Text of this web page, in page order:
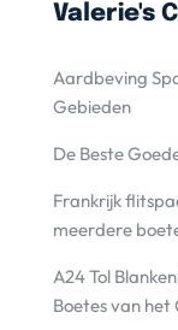
Valerie's
Aardbeving
Gebieden
De Beste
Frankrijk
meerdere
A24 Tol
Boetes van het